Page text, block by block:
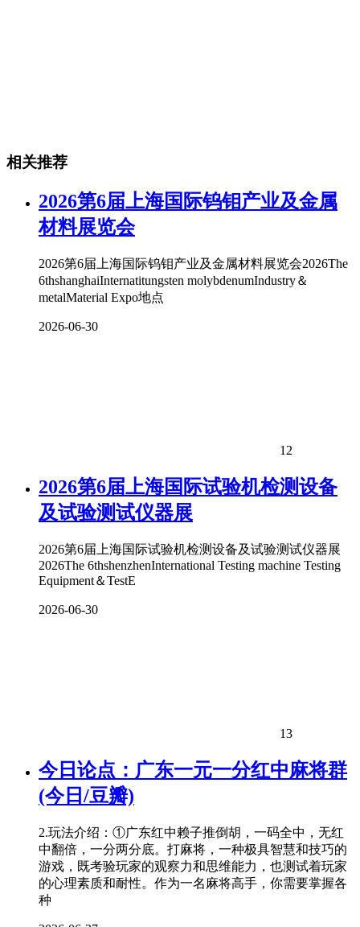
相关推荐
2026第6届上海国际钨钼产业及金属
材料展览会
2026第6届上海国际钨钼产业及金属材料展览会2026The
6thshanghaiInternatitungsten molybdenumIndustry＆
metalMaterial Expo地点
2026-06-30
12
2026第6届上海国际试验机检测设备
及试验测试仪器展
2026第6届上海国际试验机检测设备及试验测试仪器展
2026The 6thshenzhenInternational Testing machine Testing
Equipment＆TestE
2026-06-30
13
今日论点：广东一元一分红中麻将群
(今日/豆瓣)
2.玩法介绍：①广东红中赖子推倒胡，一码全中，无红
中翻倍，一分两分底。打麻将，一种极具智慧和技巧的
游戏，既考验玩家的观察力和思维能力，也测试着玩家
的心理素质和耐性。作为一名麻将高手，你需要掌握各
种